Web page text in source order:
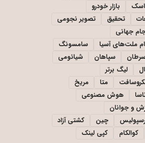
بازار خودرو
تحقیق
تصویر نجومی
جهانی
ملت‌های آسیا
سامسونگ
سپاهان
شیائومی
لیگ برتر
متا
مریخ
هوش مصنوعی
و جوانان
چین
کشتی آزاد
کوالکام
کپی لینک